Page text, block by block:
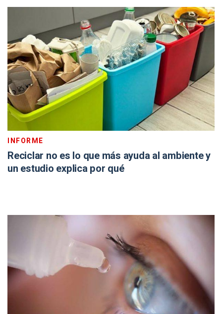
INFORME
Reciclar no es lo que más ayuda al ambiente y
un estudio explica por qué